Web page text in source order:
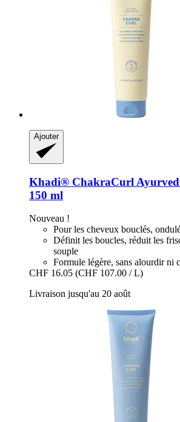
Ajouter
Khadi® ChakraCurl
150 ml
Nouveau !
Pour les cheveux bouclés,
Définit les boucles, réduit les
souple
Formule légère, sans alourdir ni
CHF 16.05 (CHF 107.00 / L)
Livraison jusqu'au 20 août